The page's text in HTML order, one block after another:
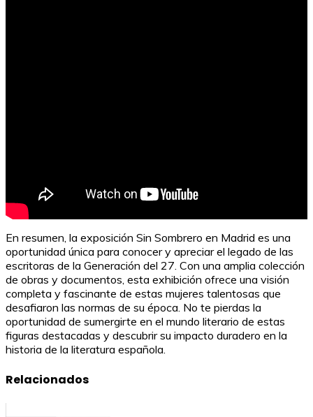
En resumen, la exposición Sin Sombrero en Madrid es una
oportunidad única para conocer y apreciar el legado de las
escritoras de la Generación del 27. Con una amplia colección
de obras y documentos, esta exhibición ofrece una visión
completa y fascinante de estas mujeres talentosas que
desafiaron las normas de su época. No te pierdas la
oportunidad de sumergirte en el mundo literario de estas
figuras destacadas y descubrir su impacto duradero en la
historia de la literatura española.
Relacionados